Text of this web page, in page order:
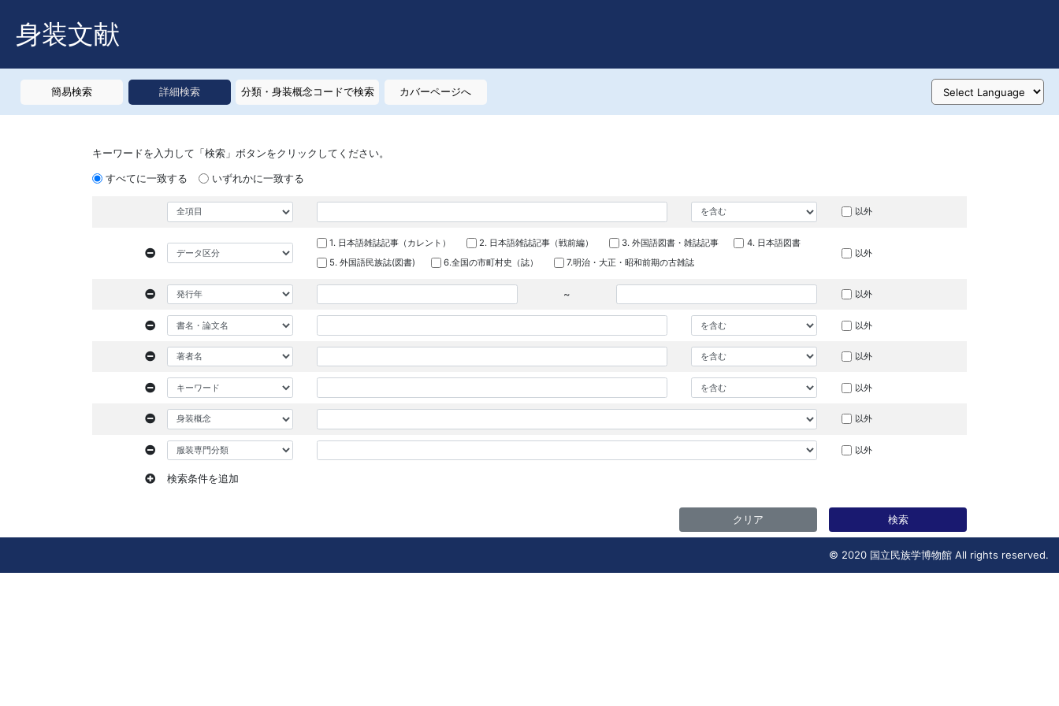
身装文献
簡易検索 詳細検索 分類・身装概念コードで検索 カバーページへ
キーワードを入力して「検索」ボタンをクリックしてください。
すべてに一致する
いずれかに一致する
以外
1. 日本語雑誌記事（カレント） 2. 日本語雑誌記事（戦前編） 3. 外国語図書・雑誌記事
4. 日本語図書
5. 外国語民族誌(図書)
6.全国の市町村史（誌） 7.明治・大正・昭和前期の古雑誌
以外
~ 以外
以外
以外
以外
以外
以外
検索条件を追加
クリア 検索
© 2020 国立民族学博物館 All rights reserved.